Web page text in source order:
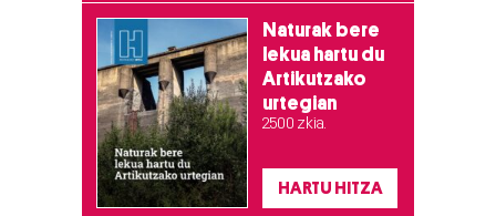
Naturak bere
lekua hartu du
Artikutzako
urtegian
2.500 zkia.
HARTU HITZA